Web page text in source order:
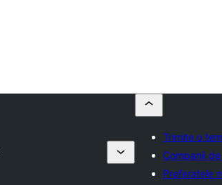
Trimite o
Companii
Preferatele